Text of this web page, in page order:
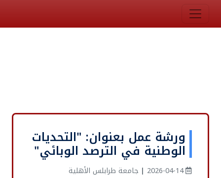
ورشة عمل بعنوان: "التحديات
الوطنية في الترصد الوبائي"
2026-04-14
| جامعة طرابلس الأهلية